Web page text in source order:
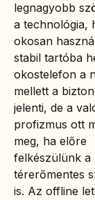
legnagyobb
a technológia,
okosan
stabil tartóba
okostelefon a
mellett a
jelenti, de a
profizmus ott
meg, ha előre
felkészülünk a
térerőmentes
is. Az offline